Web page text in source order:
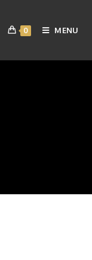
0 MENU